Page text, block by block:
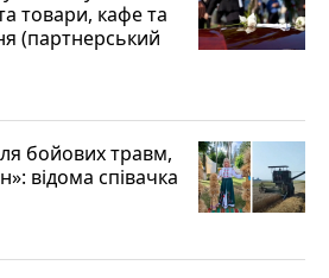
товари, кафе та
(партнерський
бойових травм,
відома співачка